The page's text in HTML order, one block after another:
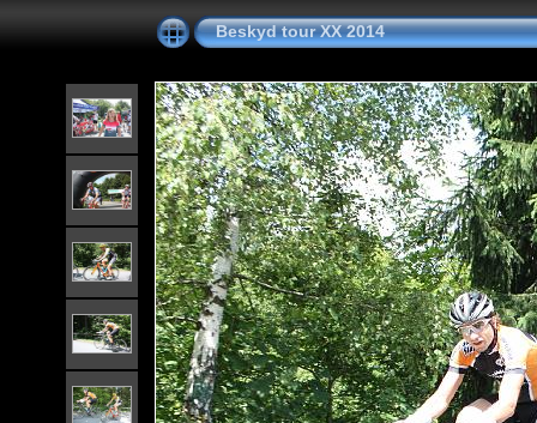
Beskyd tour XX 2014